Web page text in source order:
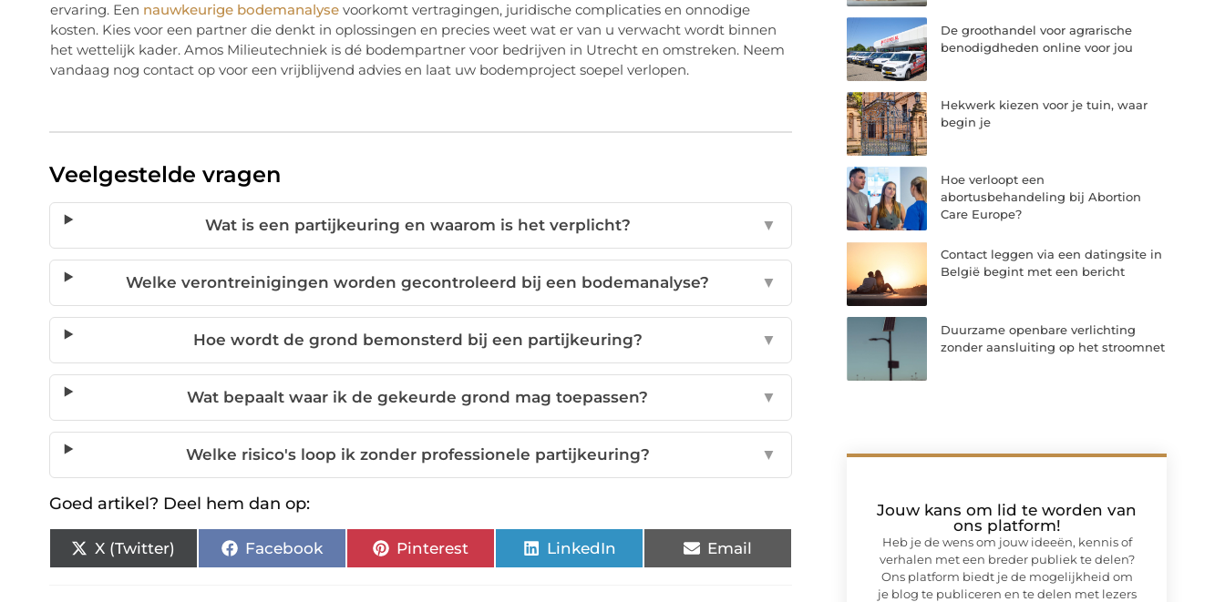
ervaring. Een nauwkeurige bodemanalysevoorkomt vertragingen, juridische complicaties en onnodige
kosten. Kies voor een partner die denkt in oplossingen en precies weet wat er van u verwacht wordt binnen
het wettelijk kader. Amos Milieutechniek is dé bodempartner voor bedrijven in Utrecht en omstreken. Neem
vandaag nog contact op voor een vrijblijvend advies en laat uw bodemproject soepel verlopen.
Veelgestelde vragen
Wat is een partijkeuring en waarom is het verplicht? ▼
Welke verontreinigingen worden gecontroleerd bij een bodemanalyse? ▼
Hoe wordt de grond bemonsterd bij een partijkeuring? ▼
Wat bepaalt waar ik de gekeurde grond mag toepassen? ▼
Welke risico's loop ik zonder professionele partijkeuring? ▼
Goed artikel? Deel hem dan op:
X (Twitter) Facebook Pinterest LinkedIn Email
De groothandel voor agrarische
benodigdheden online voor jou
Hekwerk kiezen voor je tuin, waar
begin je
Hoe verloopt een
abortusbehandeling bij Abortion
Care Europe?
Contact leggen via een datingsite in
België begint met een bericht
Duurzame openbare verlichting
zonder aansluiting op het stroomnet
Jouw kans om lid te worden van
ons platform!
Heb je de wens om jouw ideeën, kennis of
verhalen met een breder publiek te delen?
Ons platform biedt je de mogelijkheid om
je blog te publiceren en te delen met lezers